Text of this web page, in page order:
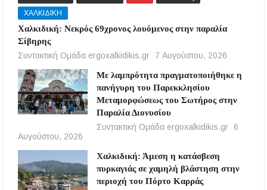
ΧΑΛΚΙΔΙΚΗ
Χαλκιδική: Νεκρός 69χρονος λουόμενος στην παραλία
Σίβηρης
Συντακτική Ομάδα ergoxalkidikis.gr
7 Αυγούστου, 2026
Με λαμπρότητα πραγματοποιήθηκε η
πανήγυρη του Παρεκκλησίου
Μεταμορφώσεως του Σωτήρος στην
Παραλία Διονυσίου
Συντακτική Ομάδα ergoxalkidikis.gr
6
Αυγούστου, 2026
Χαλκιδική: Άμεση η κατάσβεση
πυρκαγιάς σε χαμηλή βλάστηση στην
περιοχή του Πόρτο Καρράς